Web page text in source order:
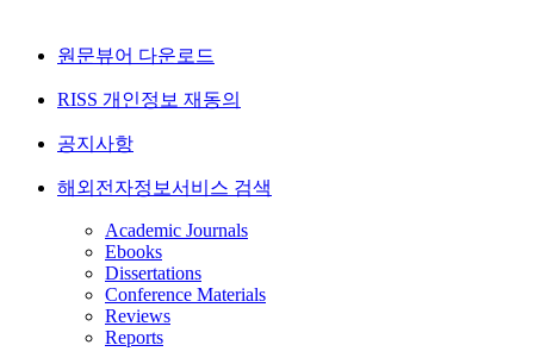
원문뷰어 다운로드
RISS 개인정보 재동의
공지사항
해외전자정보서비스 검색
Academic Journals
Ebooks
Dissertations
Conference Materials
Reviews
Reports